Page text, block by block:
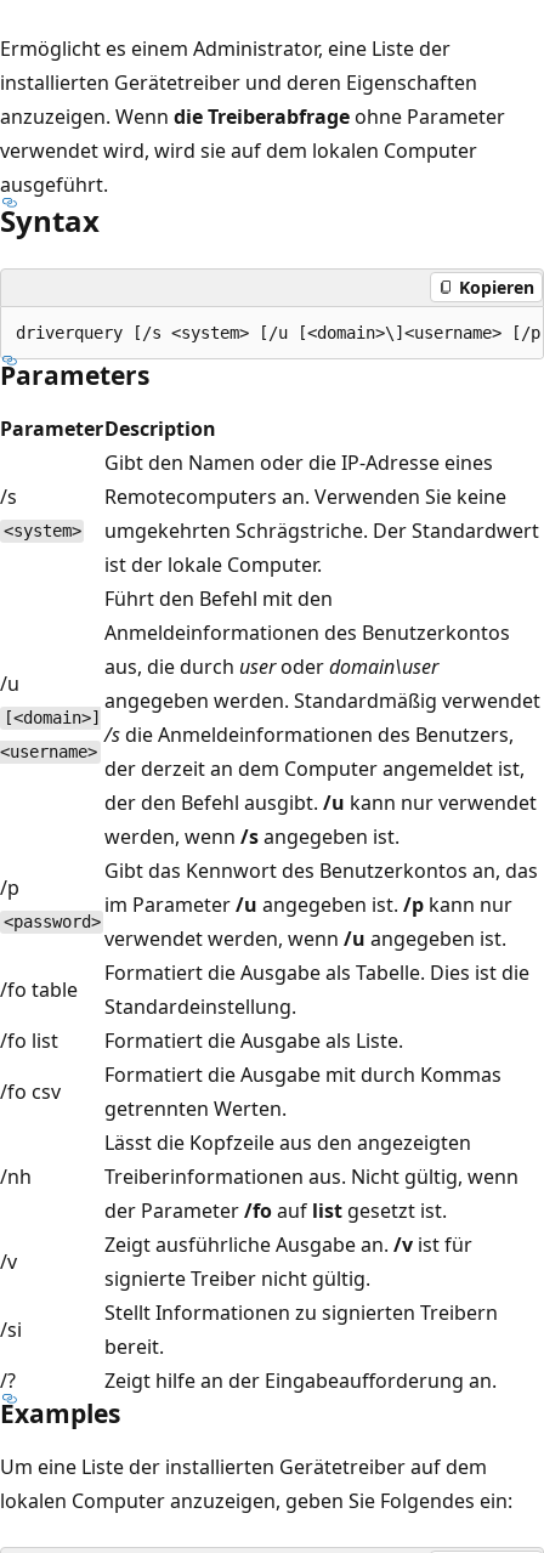
Ermöglicht es einem Administrator, eine Liste der
installierten Gerätetreiber und deren Eigenschaften
anzuzeigen. Wenn die Treiberabfrageohne Parameter
verwendet wird, wird sie auf dem lokalen Computer
ausgeführt.
Syntax
Kopieren
Parameters
ParameterDescription
/s
<system>
Gibt den Namen oder die IP-Adresse eines
Remotecomputers an. Verwenden Sie keine
umgekehrten Schrägstriche. Der Standardwert
ist der lokale Computer.
/u
[<domain>]
<username>
Führt den Befehl mit den
Anmeldeinformationen des Benutzerkontos
aus, die durch useroderdomain\user
angegeben werden. Standardmäßig verwendet
/sdie Anmeldeinformationen des Benutzers,
der derzeit an dem Computer angemeldet ist,
der den Befehl ausgibt. /u kann nur verwendet
werden, wenn /sangegeben ist.
/p
<password>
Gibt das Kennwort des Benutzerkontos an, das
im Parameter/u angegeben ist. /p kann nur
verwendet werden, wenn /u angegeben ist.
/fo table
Formatiert die Ausgabe als Tabelle. Dies ist die
Standardeinstellung.
/fo list
Formatiert die Ausgabe als Liste.
/fo csv
Formatiert die Ausgabe mit durch Kommas
getrennten Werten.
/nh
Lässt die Kopfzeile aus den angezeigten
Treiberinformationen aus. Nicht gültig, wenn
der Parameter/foauf list gesetzt ist.
/v
Zeigt ausführliche Ausgabe an. /v ist für
signierte Treiber nicht gültig.
/si
Stellt Informationen zu signierten Treibern
bereit.
/?
Zeigt hilfe an der Eingabeaufforderung an.
Examples
Um eine Liste der installierten Gerätetreiber auf dem
lokalen Computer anzuzeigen, geben Sie Folgendes ein: